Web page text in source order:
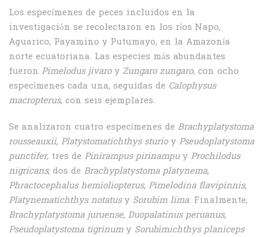
Los especímenes de peces incluidos en la
investigación se recolectaron en los ríos Napo,
Aguarico, Payamino y Putumayo, en la Amazonía
norte ecuatoriana. Las especies más abundantes
fueron Pimelodus jivaroy Zungaro zungaro, con ocho
especímenes cada una, seguidas de Calophysus
macropterus, con seis ejemplares.
Se analizaron cuatro especímenes de Brachyplatystoma
rousseauxii, Platystomatichthys sturioy Pseudoplatystoma
punctifer; tres de Pinirampus pirinampuy Prochilodus
nigricans; dos de Brachyplatystoma platynema,
Phractocephalus hemioliopterus, Pimelodina flavipinnis,
Platynematichthys notatusy Sorubim lima. Finalmente,
Brachyplatystoma juruense, Duopalatinus peruanus,
Pseudoplatystoma tigrinum y Sorubimichthys planiceps